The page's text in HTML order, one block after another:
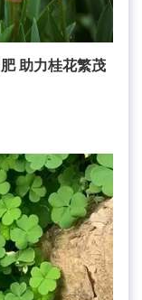
助力桂花繁茂